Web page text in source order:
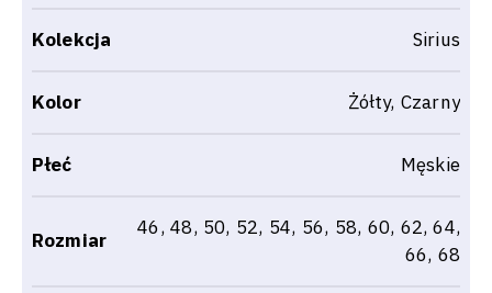
Kolekcja Sirius
Kolor Żółty, Czarny
Płeć Męskie
Rozmiar
46, 48, 50, 52, 54, 56, 58, 60, 62, 64,
66, 68